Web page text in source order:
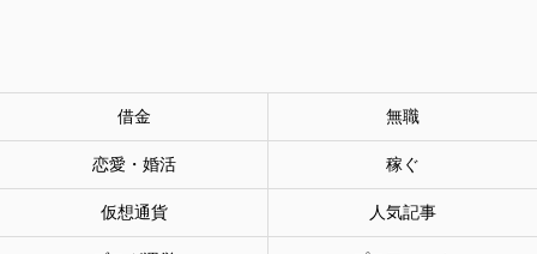
借金 無職
恋愛・婚活 稼ぐ
仮想通貨 人気記事